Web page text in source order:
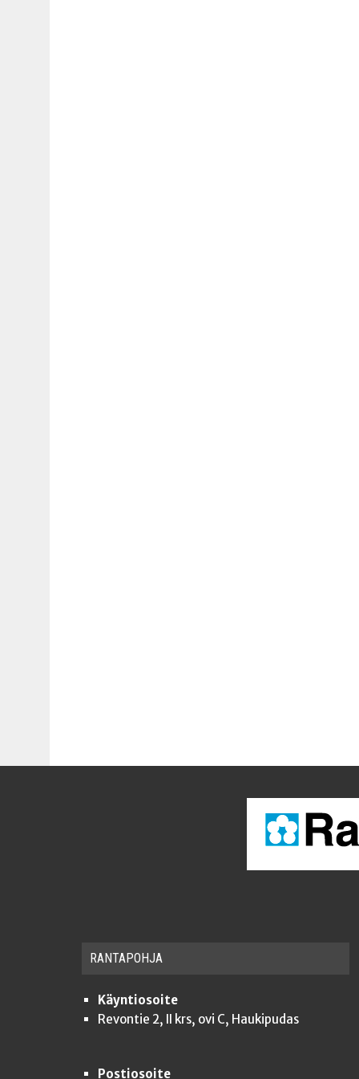
RAN­TA­POH­JA
Käyntiosoite
Revontie 2, II krs, ovi C, Haukipudas
Postiosoite